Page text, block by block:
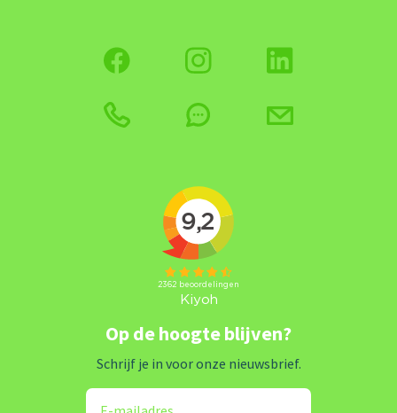
Op de hoogte blijven?
Schrijf je in voor onze nieuwsbrief.